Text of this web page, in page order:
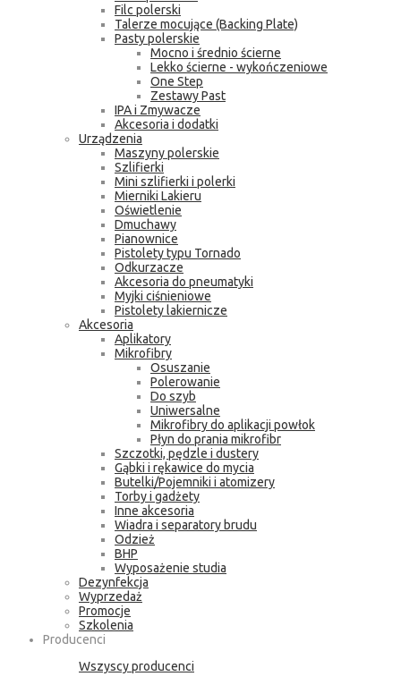
Filc polerski
Talerze mocujące (Backing Plate)
Pasty polerskie
Mocno i średnio ścierne
Lekko ścierne - wykończeniowe
One Step
Zestawy Past
IPA i Zmywacze
Akcesoria i dodatki
Urządzenia
Maszyny polerskie
Szlifierki
Mini szlifierki i polerki
Mierniki Lakieru
Oświetlenie
Dmuchawy
Pianownice
Pistolety typu Tornado
Odkurzacze
Akcesoria do pneumatyki
Myjki ciśnieniowe
Pistolety lakiernicze
Akcesoria
Aplikatory
Mikrofibry
Osuszanie
Polerowanie
Do szyb
Uniwersalne
Mikrofibry do aplikacji powłok
Płyn do prania mikrofibr
Szczotki, pędzle i dustery
Gąbki i rękawice do mycia
Butelki/Pojemniki i atomizery
Torby i gadżety
Inne akcesoria
Wiadra i separatory brudu
Odzież
BHP
Wyposażenie studia
Dezynfekcja
Wyprzedaż
Promocje
Szkolenia
Producenci
Wszyscy producenci